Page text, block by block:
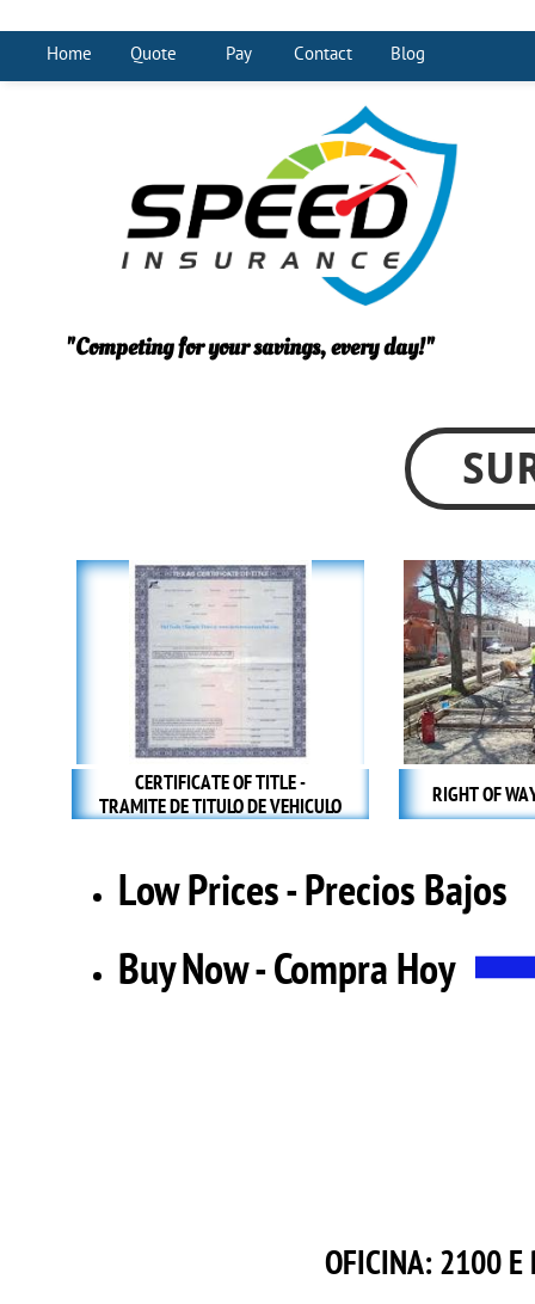
Home Quote Pay Contact Blog
CERTIFICATE OF TITLE -
TRAMITE DE TITULO DE VEHICULO
RIGHT OF
Low Prices - Precios Bajos
Buy Now - Compra Hoy
OFICINA:2100 E
"Competing for your savings, every day!"